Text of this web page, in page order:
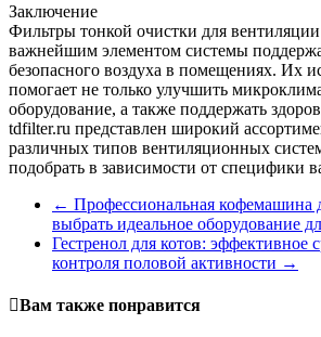
Заключение
Фильтры тонкой очистки для
важнейшим элементом системы
безопасного воздуха в помещениях. Их
помогает не только улучшить
оборудование, а также поддержать
tdfilter.ru представлен широкий
различных типов вентиляционных
подобрать в зависимости от специфики
← Профессиональная кофемашина
выбрать идеальное оборудование
Гестренол для котов: эффективное
контроля половой активности →
Вам также понравится